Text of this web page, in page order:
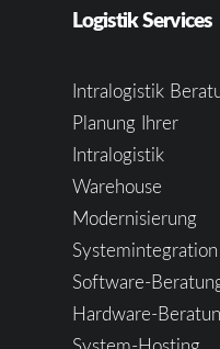
Logistik Services
Intralogistik
Planung Ihrer
Intralogistik
Warehouse
Modernisierung
Systemintegration
Software-
Hardware-